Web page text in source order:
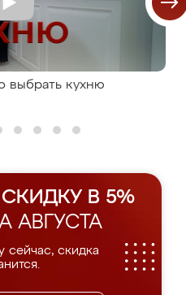
выбрать кухню
В 5%
АВГУСТА
сейчас, скидка